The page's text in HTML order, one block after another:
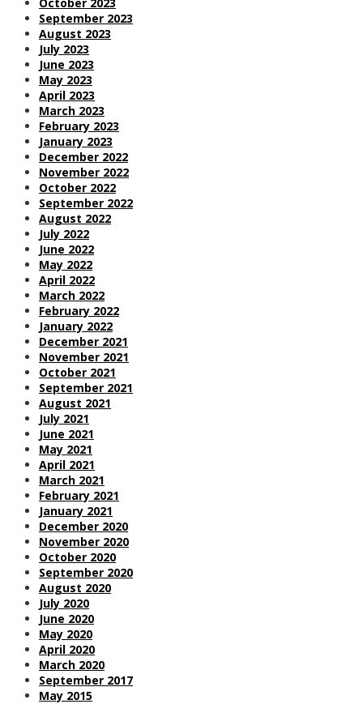
September 2023
August 2023
July 2023
June 2023
May 2023
April 2023
March 2023
February 2023
January 2023
December 2022
November 2022
October 2022
September 2022
August 2022
July 2022
June 2022
May 2022
April 2022
March 2022
February 2022
January 2022
December 2021
November 2021
October 2021
September 2021
August 2021
July 2021
June 2021
May 2021
April 2021
March 2021
February 2021
January 2021
December 2020
November 2020
October 2020
September 2020
August 2020
July 2020
June 2020
May 2020
April 2020
March 2020
September 2017
May 2015